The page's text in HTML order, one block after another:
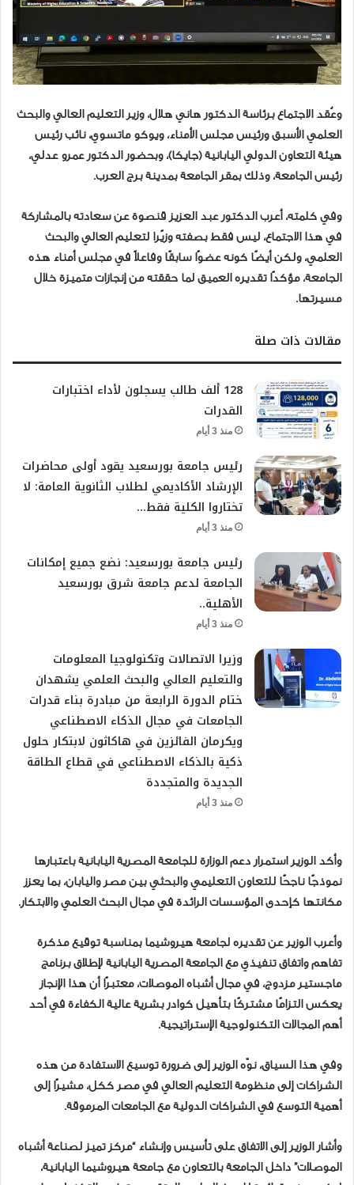
وعُقد الاجتماع برئاسة الدكتور هاني هلال، وزير التعليم العالي والبحث
العلمي الأسبق ورئيس مجلس الأمناء، ويوكو ماتسوي، نائب رئيس
هيئة التعاون الدولي اليابانية (جايكا)، وبحضور الدكتور عمرو عدلي،
رئيس الجامعة، وذلك بمقر الجامعة بمدينة برج العرب.
وفي كلمته، أعرب الدكتور عبد العزيز قنصوة عن سعادته بالمشاركة
في هذا الاجتماع، ليس فقط بصفته وزيًرا لتعليم العالي والبحث
العلمي، ولكن أيضًا كونه عضوًا سابقًا وفاعلاً في مجلس أمناء هذه
الجامعة، مؤكدًا تقديره العميق لما حققته من إنجازات متميزة خلال
مسيرتها.
مقالات ذات صلة
128 ألف طالب يسجلون لأداء اختبارات
القدرات
منذ 3 أيام
رئيس جامعة بورسعيد يقود أولى محاضرات
الإرشاد الأكاديمي لطلاب الثانوية العامة: لا
تختاروا الكلية فقط…
منذ 3 أيام
رئيس جامعة بورسعيد: نضع جميع إمكانات
الجامعة لدعم جامعة شرق بورسعيد
الأهلية..
منذ 3 أيام
وزيرا الاتصالات وتكنولوجيا المعلومات
والتعليم العالي والبحث العلمي يشهدان
ختام الدورة الرابعة من مبادرة بناء قدرات
الجامعات في مجال الذكاء الاصطناعي
ويكرمان الفائزين في هاكاثون لابتكار حلول
ذكية بالذكاء الاصطناعي في قطاع الطاقة
الجديدة والمتجددة
منذ 3 أيام
وأكد الوزير استمرار دعم الوزارة للجامعة المصرية اليابانية باعتبارها
نموذجًا ناجحًا للتعاون التعليمي والبحثي بين مصر واليابان، بما يعزز
مكانتها كإحدى المؤسسات الرائدة في مجال البحث العلمي والابتكار.
وأعرب الوزير عن تقديره لجامعة هيروشيما بمناسبة توقيع مذكرة
تفاهم واتفاق تنفيذي مع الجامعة المصرية اليابانية لإطلاق برنامج
ماجستير مزدوج، في مجال أشباه الموصلات، معتبرًا أن هذا الإنجاز
يعكس التزامًا مشتركًا بتأهيل كوادر بشرية عالية الكفاءة في أحد
أهم المجالات التكنولوجية الإستراتيجية.
وفي هذا السياق، نوّه الوزير إلى ضرورة توسيع الاستفادة من هذه
الشراكات إلى منظومة التعليم العالي في مصر ككل، مشيرًا إلى
أهمية التوسع في الشراكات الدولية مع الجامعات المرموقة.
وأشار الوزير إلى الاتفاق على تأسيس وإنشاء “مركز تميز لصناعة أشباه
الموصلات” داخل الجامعة بالتعاون مع جامعة هيروشيما اليابانية،